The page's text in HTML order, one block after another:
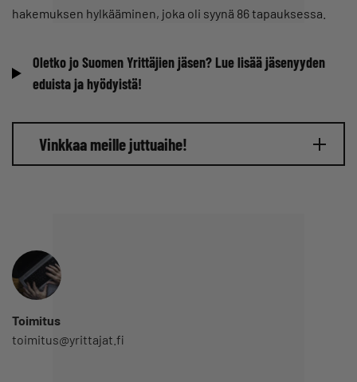
hakemuksen hylkääminen, joka oli syynä 86 tapauksessa.
Oletko jo Suomen Yrittäjien jäsen? Lue lisää jäsenyyden
eduista ja hyödyistä!
Vinkkaa meille juttuaihe!
Toimitus
toimitus@yrittajat.fi